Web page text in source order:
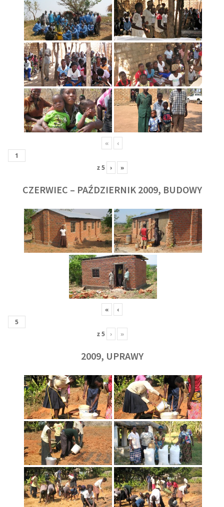
« ‹
z5 › »
CZERWIEC – PAŹDZIERNIK 2009, BUDOWY
« ‹
z5 › »
2009, UPRAWY